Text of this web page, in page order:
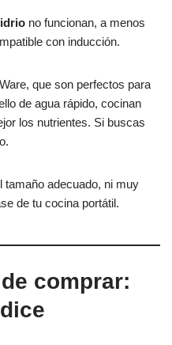
no funcionan, a menos
con inducción.
que son perfectos para
de agua rápido, cocinan
los nutrientes. Si buscas
tamaño adecuado, ni muy
de tu cocina portátil.
comprar: